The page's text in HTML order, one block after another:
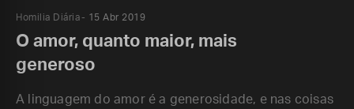
Homilia Diária 15 Abr 2019
O amor, quanto maior, mais
generoso
A linguagem do amor é a generosidade, e nas coisas